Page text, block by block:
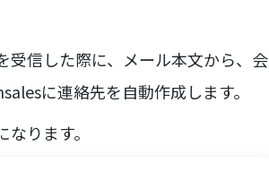
受信した際に、メール本文から、会
に連絡先を自動作成します。
なります。